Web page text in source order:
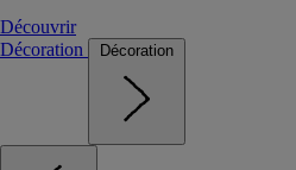
Découvrir
Décoration
Décoration